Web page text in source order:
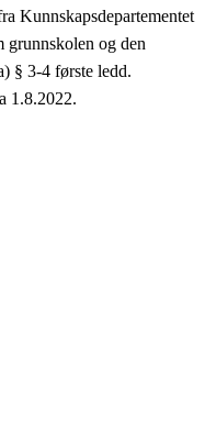
Kunnskapsdepartementet
og den
§ 3-4 første ledd.
1.8.2022.